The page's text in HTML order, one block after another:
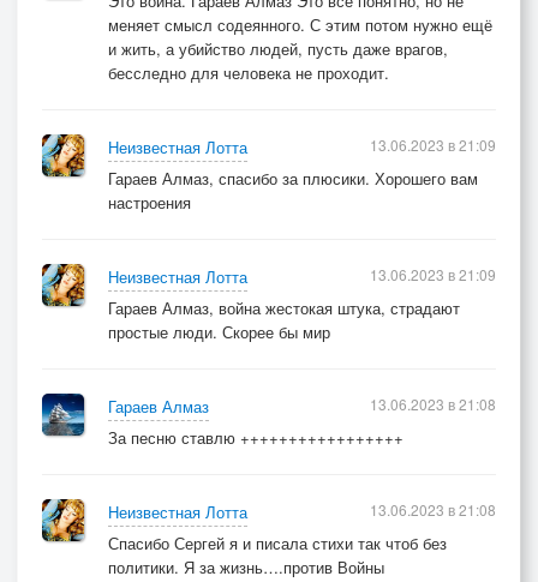
меняет смысл содеянного. С этим потом нужно ещё
и жить, а убийство людей, пусть даже врагов,
бесследно для человека не проходит.
Неизвестная Лотта
Гараев Алмаз, спасибо за плюсики. Хорошего вам
настроения
13.06.2023 в 21:09
Неизвестная Лотта
Гараев Алмаз, война жестокая штука, страдают
простые люди. Скорее бы мир
13.06.2023 в 21:09
Гараев Алмаз
За песню ставлю +++++++++++++++++
13.06.2023 в 21:08
Неизвестная Лотта
Спасибо Сергей я и писала стихи так чтоб без
политики. Я за жизнь….против Войны
13.06.2023 в 21:08